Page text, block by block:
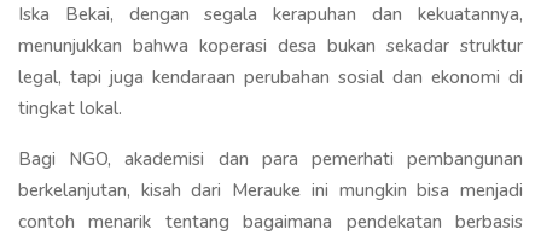
Iska Bekai, dengan segala kerapuhan dan kekuatannya,
menunjukkan bahwa koperasi desa bukan sekadar struktur
legal, tapi juga kendaraan perubahan sosial dan ekonomi di
tingkat lokal.
Bagi NGO, akademisi dan para pemerhati pembangunan
berkelanjutan, kisah dari Merauke ini mungkin bisa menjadi
contoh menarik tentang bagaimana pendekatan berbasis